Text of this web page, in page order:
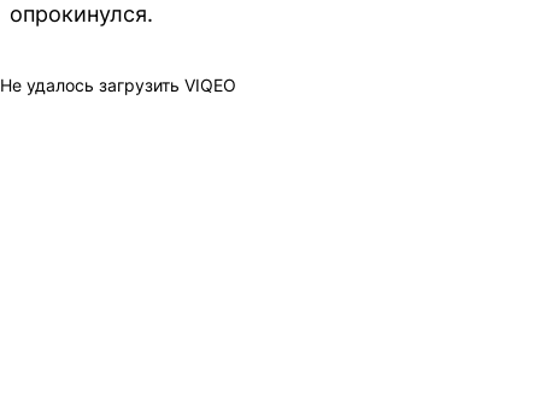
опрокинулся.
Не удалось загрузить VIQEO